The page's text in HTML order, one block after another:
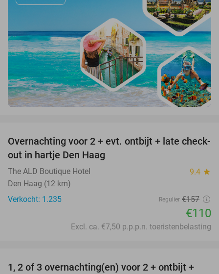
30%
Overnachting voor 2 + evt. ontbijt + late check-
out in hartje Den Haag
The ALD Boutique Hotel 9.4 star
Den Haag (12 km)
Verkocht: 1.235
Regulier €157
€110
Excl. ca. €7,50 p.p.p.n. toeristenbelasting
32%
1, 2 of 3 overnachting(en) voor 2 + ontbijt +